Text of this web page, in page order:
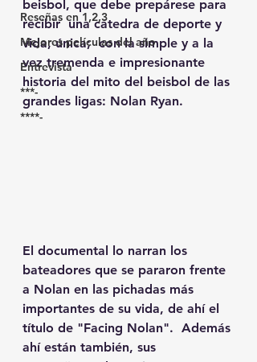
Reseñas en 1,2,3
Mejores películas del año
Entrevista
***-
****-
beisbol, que debe prepárese para
recibir  una cátedra de deporte y
vida, única;  con la simple y a la
vez tremenda e impresionante
historia del mito del beisbol de las
grandes ligas: Nolan Ryan.
El documental lo narran los
bateadores que se pararon frente
a Nolan en las pichadas más
importantes de su vida, de ahí el
título de "Facing Nolan".  Además
ahí están también, sus